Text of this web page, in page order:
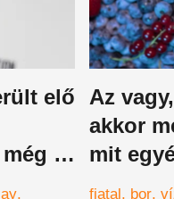
elő
ő
Az
akkor
mit
bőrért
fiatal bor